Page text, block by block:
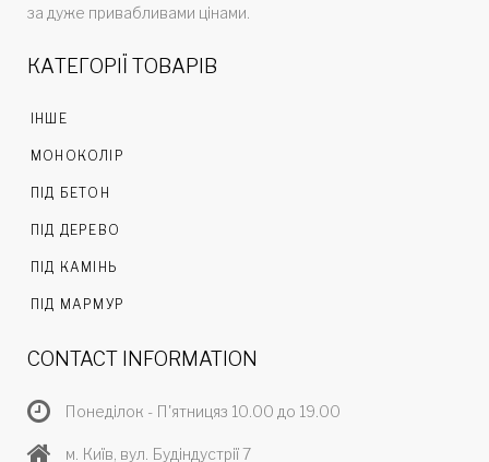
за дуже привабливами цінами.
КАТЕГОРІЇ ТОВАРІВ
ІНШЕ
МОНОКОЛІР
ПІД БЕТОН
ПІД ДЕРЕВО
ПІД КАМІНЬ
ПІД МАРМУР
CONTACT INFORMATION
Понеділок - П'ятницяз 10.00 до 19.00
м. Київ, вул. Будіндустрії 7